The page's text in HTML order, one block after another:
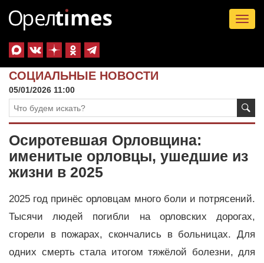
СОЦИАЛЬНЫЕ НОВОСТИ
05/01/2026 11:00
Осиротевшая Орловщина:
именитые орловцы, ушедшие из
жизни в 2025
2025 год принёс орловцам много боли и потрясений.
Тысячи людей погибли на орловских дорогах,
сгорели в пожарах, скончались в больницах. Для
одних смерть стала итогом тяжёлой болезни, для